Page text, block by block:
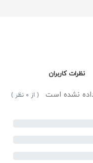
نظرات کاربران
نشده است ( از ۰ نظر )